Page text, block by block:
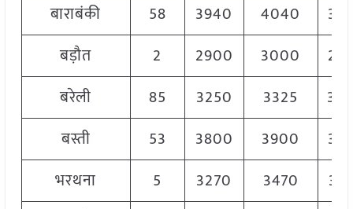
बाराबंकी
58 3940 4040
बड़ौत
2 2900 3000
बरेली
85 3250 3325
बस्ती
53 3800 3900
भरथना
5 3270 3470